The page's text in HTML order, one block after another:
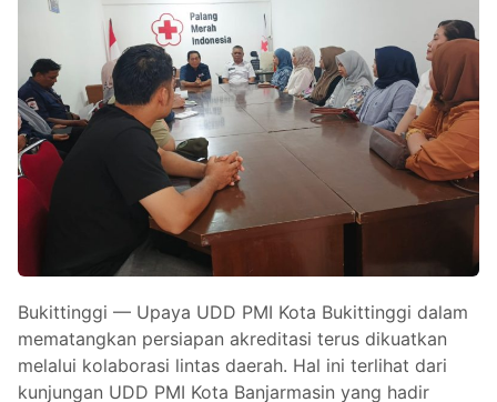
Bukittinggi — Upaya UDD PMI Kota Bukittinggi dalam
mematangkan persiapan akreditasi terus dikuatkan
melalui kolaborasi lintas daerah. Hal ini terlihat dari
kunjungan UDD PMI Kota Banjarmasin yang hadir